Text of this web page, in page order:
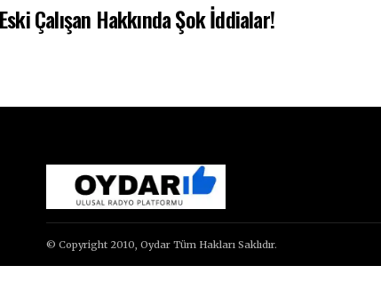
Çalışan Hakkında Şok İddialar!
© Copyright 2010, Oydar Tüm Hakları Saklıdır.